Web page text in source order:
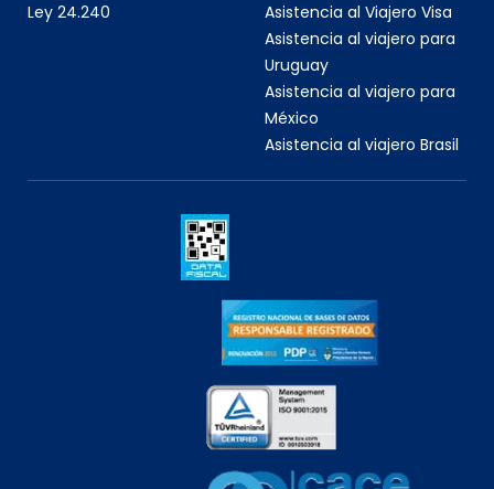
Ley 24.240
Asistencia al Viajero Visa
Asistencia al viajero para
Uruguay
Asistencia al viajero para
México
Asistencia al viajero Brasil